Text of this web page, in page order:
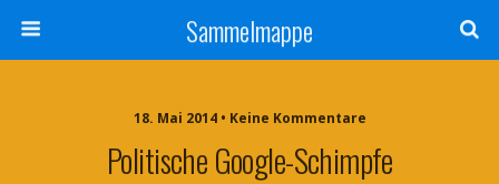
Sammelmappe
18. Mai 2014 • Keine Kommentare
Politische Google-Schimpfe